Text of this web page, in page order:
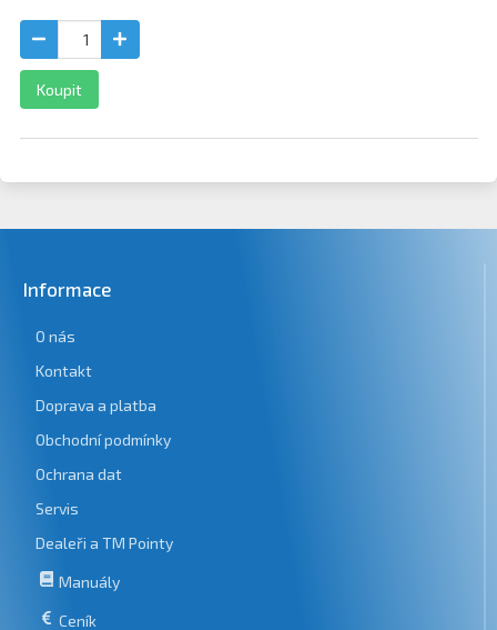
Koupit
Informace
O nás
Kontakt
Doprava a platba
Obchodní podmínky
Ochrana dat
Servis
Dealeři a TM Pointy
Manuály
Ceník